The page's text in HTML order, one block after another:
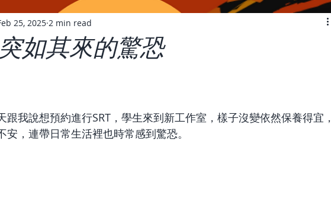
如其來的驚恐
25, 2025 2 min read
跟我說想預約進行SRT，學生來到新工作室，樣子沒變依然保養得宜，
，連帶日常生活裡也時常感到驚恐。